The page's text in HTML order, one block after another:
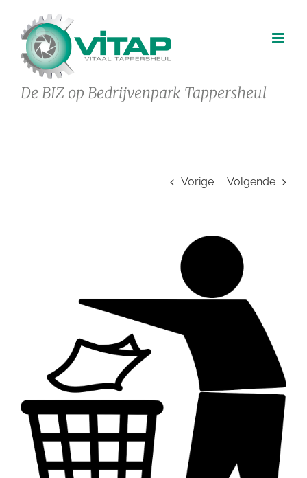
inhoud
De BIZ op Bedrijvenpark Tappersheul
Vorige Volgende